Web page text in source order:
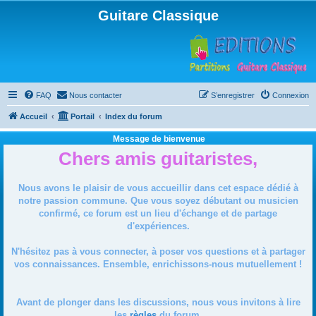
Guitare Classique
FAQ Nous contacter Connexion
S’enregistrer
Accueil Portail Index du forum
Message de bienvenue
Chers amis guitaristes,
Nous avons le plaisir de vous accueillir dans cet espace dédié à
notre passion commune. Que vous soyez débutant ou musicien
confirmé, ce forum est un lieu d'échange et de partage
d'expériences.
N'hésitez pas à vous connecter, à poser vos questions et à partager
vos connaissances. Ensemble, enrichissons-nous mutuellement !
Avant de plonger dans les discussions, nous vous invitons à lire